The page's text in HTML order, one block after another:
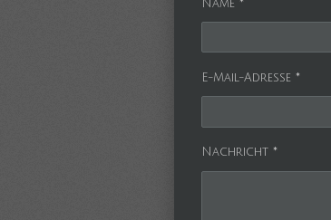
Name *
E-Mail-Adresse *
Nachricht *